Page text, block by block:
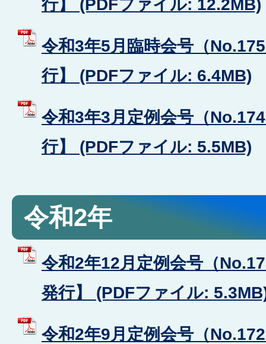
行】 (PDFファイル: 12.2MB)
令和3年5月臨時会号（
行】 (PDFファイル: 6.4MB)
令和3年3月定例会号（
行】 (PDFファイル: 5.5MB)
令和2年
令和2年12月定例会号（
発行】 (PDFファイル:
令和2年9月定例会号（